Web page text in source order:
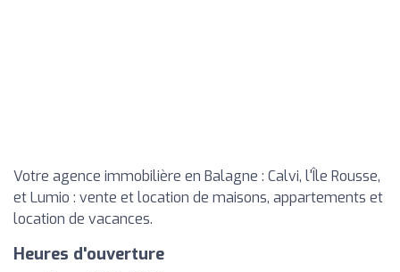
Votre agence immobilière en Balagne : Calvi, l'Île Rousse,
et Lumio : vente et location de maisons, appartements et
location de vacances.
Heures d'ouverture